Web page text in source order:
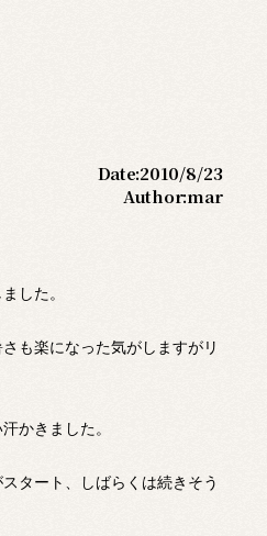
Date:2010/8/23
Author:mar
した。
も楽になった気がしますがリ
かきました。
タート、しばらくは続きそう